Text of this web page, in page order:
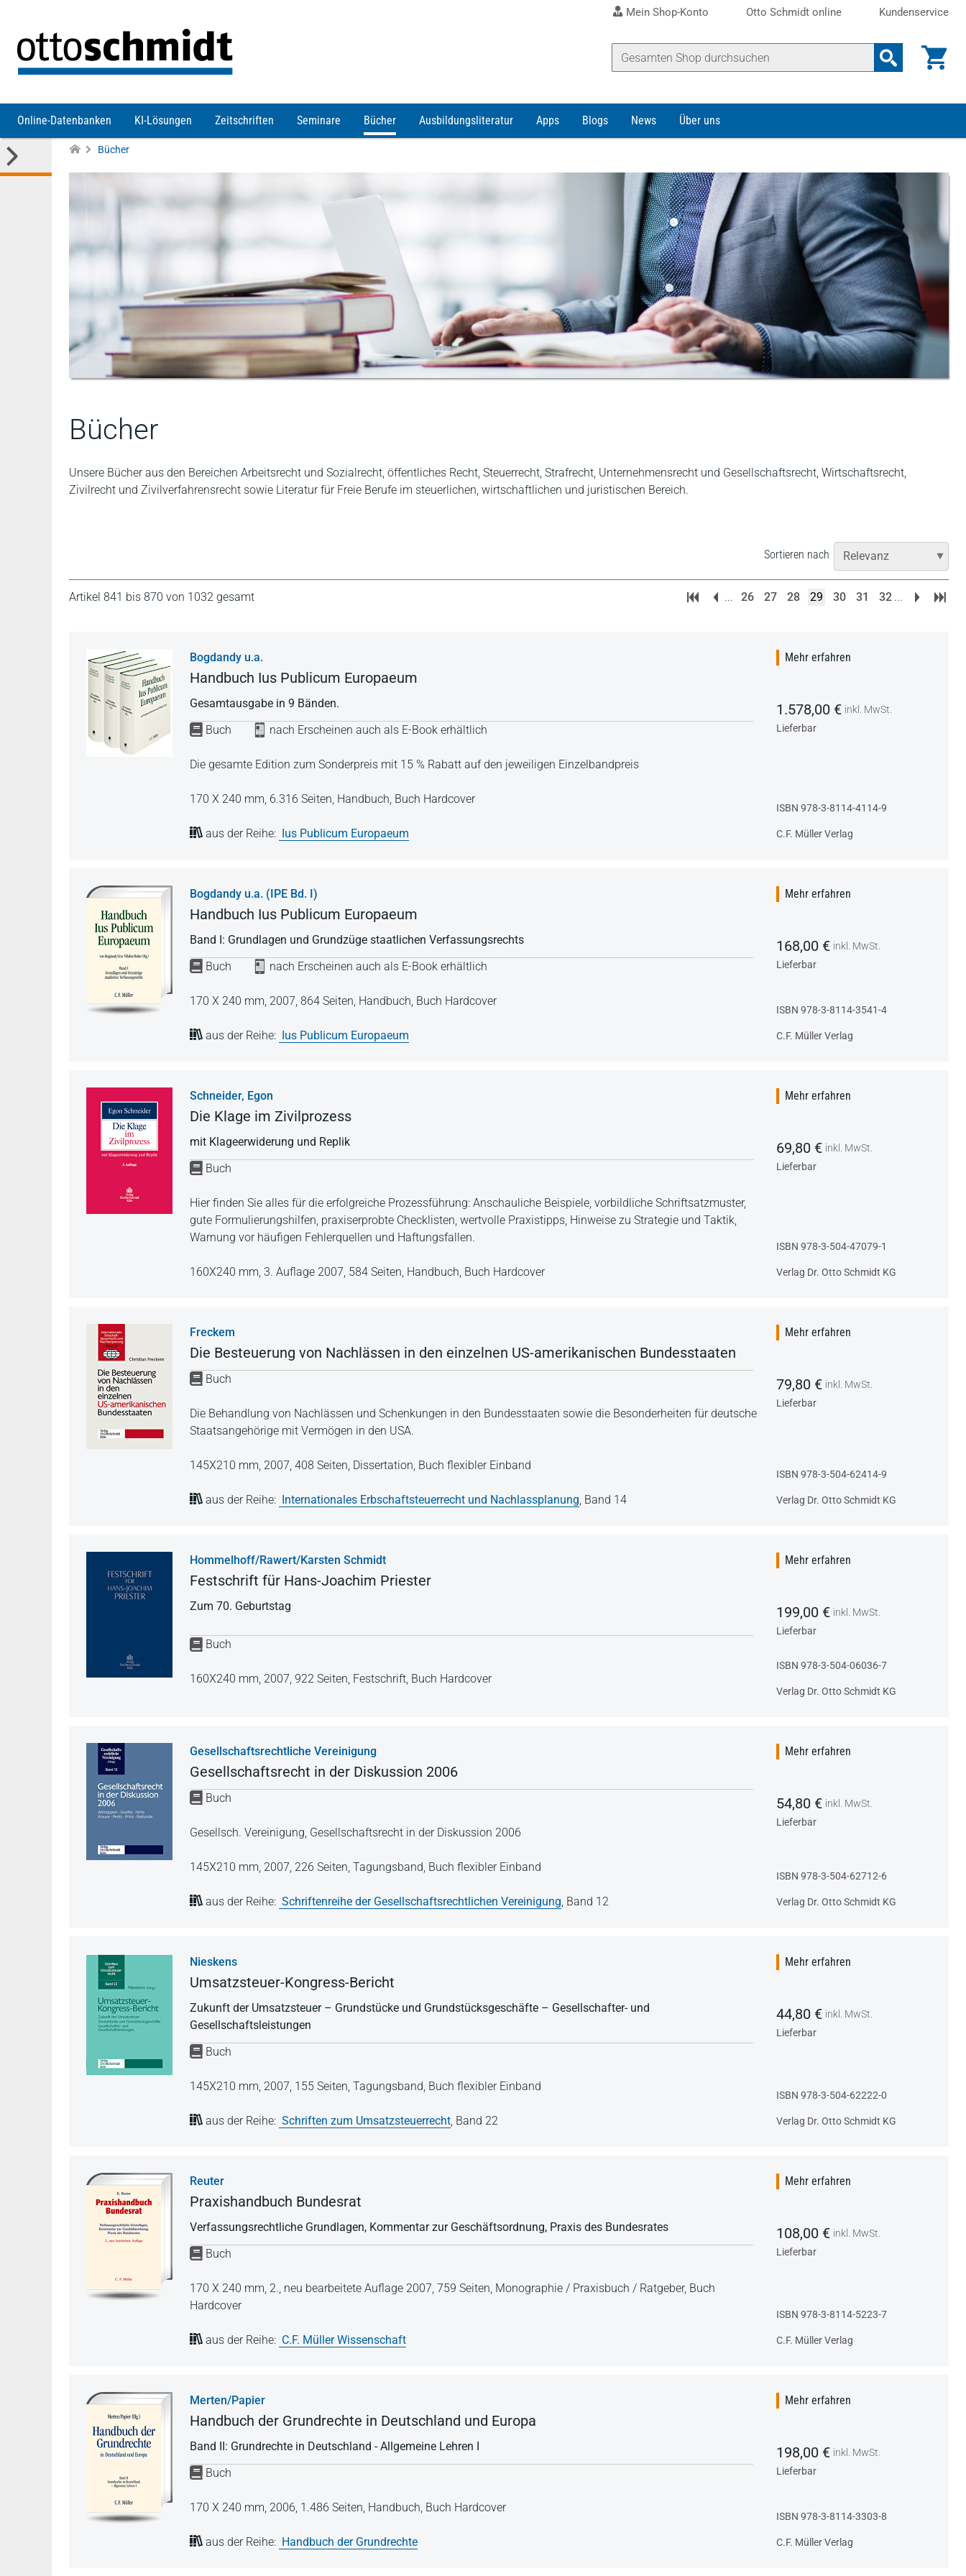
Mein Shop-Konto Otto Schmidt online Kundenservice
Online-Datenbanken KI-Lösungen Zeitschriften Seminare Bücher Ausbildungsliteratur Apps Blogs News Über uns
Bücher
Bücher
Unsere Bücher aus den Bereichen Arbeitsrecht und Sozialrecht, öffentliches Recht, Steuerrecht, Strafrecht, Unternehmensrecht und Gesellschaftsrecht, Wirtschaftsrecht,
Zivilrecht und Zivilverfahrensrecht sowie Literatur für Freie Berufe im steuerlichen, wirtschaftlichen und juristischen Bereich.
Sortieren nach
Artikel 841 bis 870 von 1032 gesamt ... 26 27 28 29 30 31 32 ...
Bogdandy u.a.
Handbuch Ius Publicum Europaeum
Gesamtausgabe in 9 Bänden.
Buch
nach Erscheinen auch als E-Book erhältlich
Die gesamte Edition zum Sonderpreis mit 15 % Rabatt auf den jeweiligen Einzelbandpreis
170 X 240 mm, 6.316 Seiten, Handbuch, Buch Hardcover
aus der Reihe: Ius Publicum Europaeum
Mehr erfahren
1.578,00 € inkl. MwSt.
Lieferbar
ISBN 978-3-8114-4114-9
C.F. Müller Verlag
Bogdandy u.a. (IPE Bd. I)
Handbuch Ius Publicum Europaeum
Band I: Grundlagen und Grundzüge staatlichen Verfassungsrechts
Buch
nach Erscheinen auch als E-Book erhältlich
170 X 240 mm, 2007, 864 Seiten, Handbuch, Buch Hardcover
aus der Reihe: Ius Publicum Europaeum
Mehr erfahren
168,00 € inkl. MwSt.
Lieferbar
ISBN 978-3-8114-3541-4
C.F. Müller Verlag
Schneider, Egon
Die Klage im Zivilprozess
mit Klageerwiderung und Replik
Buch
Hier finden Sie alles für die erfolgreiche Prozessführung: Anschauliche Beispiele, vorbildliche Schriftsatzmuster,
gute Formulierungshilfen, praxiserprobte Checklisten, wertvolle Praxistipps, Hinweise zu Strategie und Taktik,
Warnung vor häufigen Fehlerquellen und Haftungsfallen.
160X240 mm, 3. Auflage 2007, 584 Seiten, Handbuch, Buch Hardcover
Mehr erfahren
69,80 € inkl. MwSt.
Lieferbar
ISBN 978-3-504-47079-1
Verlag Dr. Otto Schmidt KG
Freckem
Die Besteuerung von Nachlässen in den einzelnen US-amerikanischen Bundesstaaten
Buch
Die Behandlung von Nachlässen und Schenkungen in den Bundesstaaten sowie die Besonderheiten für deutsche
Staatsangehörige mit Vermögen in den USA.
145X210 mm, 2007, 408 Seiten, Dissertation, Buch flexibler Einband
aus der Reihe: Internationales Erbschaftsteuerrecht und Nachlassplanung Band 14
Mehr erfahren
79,80 € inkl. MwSt.
Lieferbar
ISBN 978-3-504-62414-9
Verlag Dr. Otto Schmidt KG
Hommelhoff/Rawert/Karsten Schmidt
Festschrift für Hans-Joachim Priester
Zum 70. Geburtstag
Buch
160X240 mm, 2007, 922 Seiten, Festschrift, Buch Hardcover
Mehr erfahren
199,00 € inkl. MwSt.
Lieferbar
ISBN 978-3-504-06036-7
Verlag Dr. Otto Schmidt KG
Gesellschaftsrechtliche Vereinigung
Gesellschaftsrecht in der Diskussion 2006
Buch
Gesellsch. Vereinigung, Gesellschaftsrecht in der Diskussion 2006
145X210 mm, 2007, 226 Seiten, Tagungsband, Buch flexibler Einband
aus der Reihe: Schriftenreihe der Gesellschaftsrechtlichen Vereinigung Band 12
Mehr erfahren
54,80 € inkl. MwSt.
Lieferbar
ISBN 978-3-504-62712-6
Verlag Dr. Otto Schmidt KG
Nieskens
Umsatzsteuer-Kongress-Bericht
Zukunft der Umsatzsteuer – Grundstücke und Grundstücksgeschäfte – Gesellschafter- und
Gesellschaftsleistungen
Buch
145X210 mm, 2007, 155 Seiten, Tagungsband, Buch flexibler Einband
aus der Reihe: Schriften zum Umsatzsteuerrecht Band 22
Mehr erfahren
44,80 € inkl. MwSt.
Lieferbar
ISBN 978-3-504-62222-0
Verlag Dr. Otto Schmidt KG
Reuter
Praxishandbuch Bundesrat
Verfassungsrechtliche Grundlagen, Kommentar zur Geschäftsordnung, Praxis des Bundesrates
Buch
170 X 240 mm, 2., neu bearbeitete Auflage 2007, 759 Seiten, Monographie / Praxisbuch / Ratgeber, Buch
Hardcover
aus der Reihe: C.F. Müller Wissenschaft
Mehr erfahren
108,00 € inkl. MwSt.
Lieferbar
ISBN 978-3-8114-5223-7
C.F. Müller Verlag
Merten/Papier
Handbuch der Grundrechte in Deutschland und Europa
Band II: Grundrechte in Deutschland - Allgemeine Lehren I
Buch
170 X 240 mm, 2006, 1.486 Seiten, Handbuch, Buch Hardcover
aus der Reihe: Handbuch der Grundrechte
Mehr erfahren
198,00 € inkl. MwSt.
Lieferbar
ISBN 978-3-8114-3303-8
C.F. Müller Verlag